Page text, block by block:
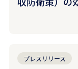
プレスリリース